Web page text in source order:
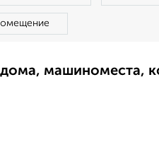
машиноместа,